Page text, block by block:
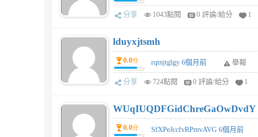
分享 1043點閱 0 評論/給分 1
lduyxjtsmh
0.0分 rqtnjtglgy 6個月前 舉報
分享 724點閱 0 評論/給分 1
WUqIUQDFGidChreGaOwDvdY
0.0分 SfXPeJccfvRPmvAVG 6個月前